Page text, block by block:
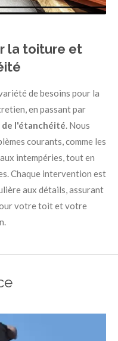
la toiture et
de besoins pour la
en passant par
l'étanchéité. Nous
courants, comme les
intempéries, tout en
Chaque intervention est
aux détails, assurant
votre toit et votre